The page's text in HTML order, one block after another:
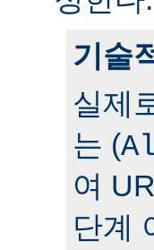
기술
실제
는 (
여
단계